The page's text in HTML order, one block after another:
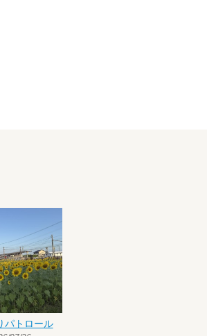
パトロール